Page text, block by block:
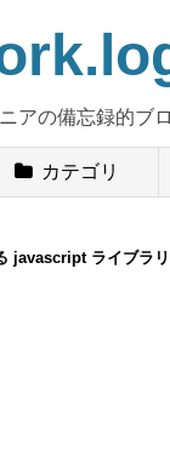
アの備忘録的ブ
カテゴリ
javascript ライブラリ